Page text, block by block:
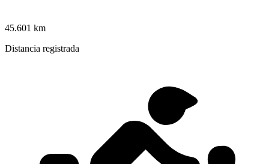
45.601 km
Distancia registrada